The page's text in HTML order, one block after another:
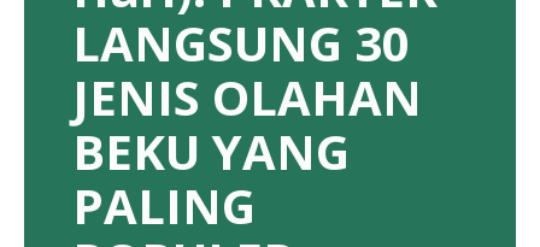
LANGSUNG 30
JENIS OLAHAN
BEKU YANG
PALING